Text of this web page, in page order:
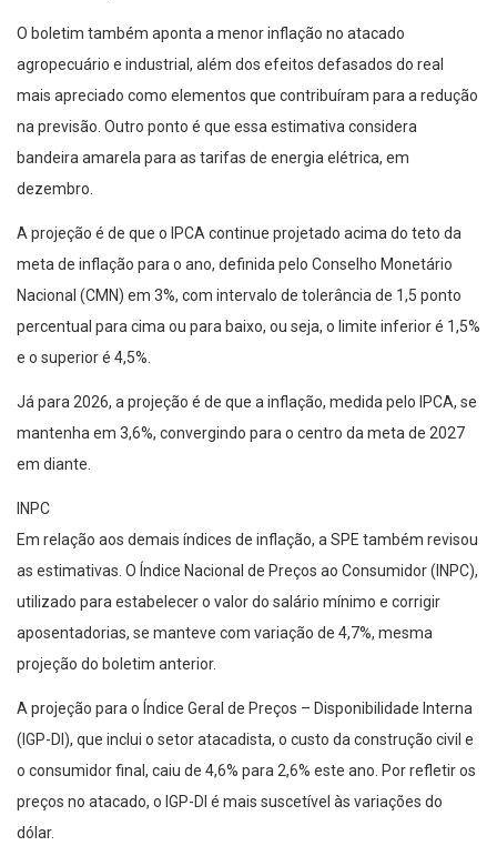
O boletim também aponta a menor inflação no atacado
agropecuário e industrial, além dos efeitos defasados do real
mais apreciado como elementos que contribuíram para a redução
na previsão. Outro ponto é que essa estimativa considera
bandeira amarela para as tarifas de energia elétrica, em
dezembro.
A projeção é de que o IPCA continue projetado acima do teto da
meta de inflação para o ano, definida pelo Conselho Monetário
Nacional (CMN) em 3%, com intervalo de tolerância de 1,5 ponto
percentual para cima ou para baixo, ou seja, o limite inferior é 1,5%
e o superior é 4,5%.
Já para 2026, a projeção é de que a inflação, medida pelo IPCA, se
mantenha em 3,6%, convergindo para o centro da meta de 2027
em diante.
INPC
Em relação aos demais índices de inflação, a SPE também revisou
as estimativas. O Índice Nacional de Preços ao Consumidor (INPC),
utilizado para estabelecer o valor do salário mínimo e corrigir
aposentadorias, se manteve com variação de 4,7%, mesma
projeção do boletim anterior.
A projeção para o Índice Geral de Preços – Disponibilidade Interna
(IGP-DI), que inclui o setor atacadista, o custo da construção civil e
o consumidor final, caiu de 4,6% para 2,6% este ano. Por refletir os
preços no atacado, o IGP-DI é mais suscetível às variações do
dólar.